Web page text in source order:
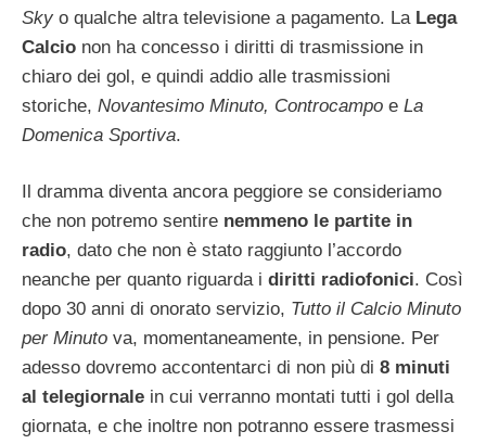
Sky o qualche altra televisione a pagamento. La Lega
Calcio non ha concesso i diritti di trasmissione in
chiaro dei gol, e quindi addio alle trasmissioni
storiche, Novantesimo Minuto, Controcampo e La
Domenica Sportiva.
Il dramma diventa ancora peggiore se consideriamo
che non potremo sentire nemmeno le partite in
radio, dato che non è stato raggiunto l’accordo
neanche per quanto riguarda i diritti radiofonici. Così
dopo 30 anni di onorato servizio, Tutto il Calcio Minuto
per Minuto va, momentaneamente, in pensione. Per
adesso dovremo accontentarci di non più di 8 minuti
al telegiornale in cui verranno montati tutti i gol della
giornata, e che inoltre non potranno essere trasmessi